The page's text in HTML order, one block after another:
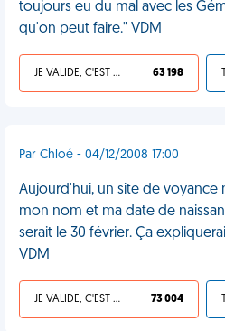
toujours eu du mal avec les
qu'on peut faire." VDM
JE VALIDE, C'EST UNE VDM 63 198
Par Chloé - 04/12/2008 17:00
Aujourd'hui, un site de voyance
mon nom et ma date de
serait le 30 février. Ça
VDM
JE VALIDE, C'EST UNE VDM 73 004